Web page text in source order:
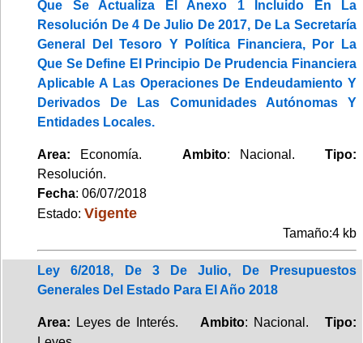
Que Se Actualiza El Anexo 1 Incluido En La
Resolución De 4 De Julio De 2017, De La Secretaría
General Del Tesoro Y Política Financiera, Por La
Que Se Define El Principio De Prudencia Financiera
Aplicable A Las Operaciones De Endeudamiento Y
Derivados De Las Comunidades Autónomas Y
Entidades Locales.
Area: Economía. Ambito: Nacional.Tipo:
Resolución.
Fecha: 06/07/2018
Estado: Vigente
Tamaño:4 kb
Ley 6/2018, De 3 De Julio, De Presupuestos
Generales Del Estado Para El Año 2018
Area: Leyes de Interés. Ambito: Nacional.Tipo: